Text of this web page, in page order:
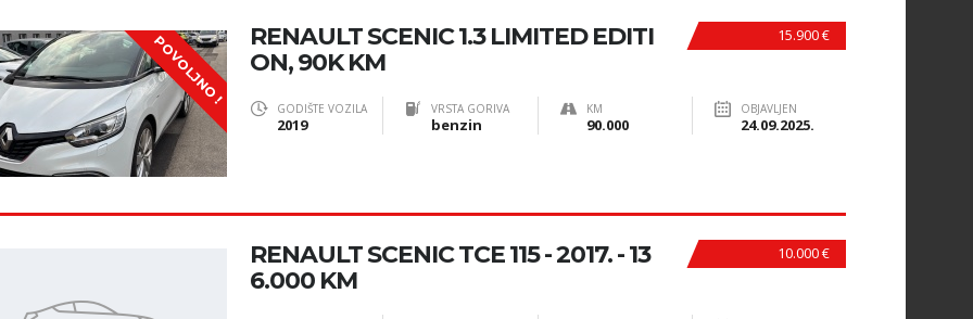
POVOLJNO ! 15.900 €
RENAULT SCENIC 1.3 LIMITED EDITI
ON, 90K KM
GODIŠTE VOZILA
2019
VRSTA GORIVA
benzin
KM
90.000
OBJAVLJEN
24.09.2025.
10.000 €
RENAULT SCENIC TCE 115 - 2017. - 13
6.000 KM